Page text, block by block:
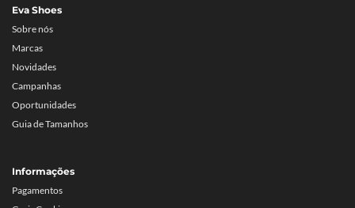
Eva Shoes
Sobre nós
Marcas
Novidades
Campanhas
Oportunidades
Guia de Tamanhos
Informações
Pagamentos